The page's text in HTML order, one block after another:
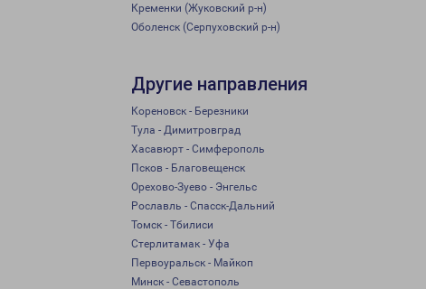
Кременки (Жуковский р-н)
Оболенск (Серпуховский р-н)
Другие направления
Кореновск - Березники
Тула - Димитровград
Хасавюрт - Симферополь
Псков - Благовещенск
Орехово-Зуево - Энгельс
Рославль - Спасск-Дальний
Томск - Тбилиси
Стерлитамак - Уфа
Первоуральск - Майкоп
Минск - Севастополь